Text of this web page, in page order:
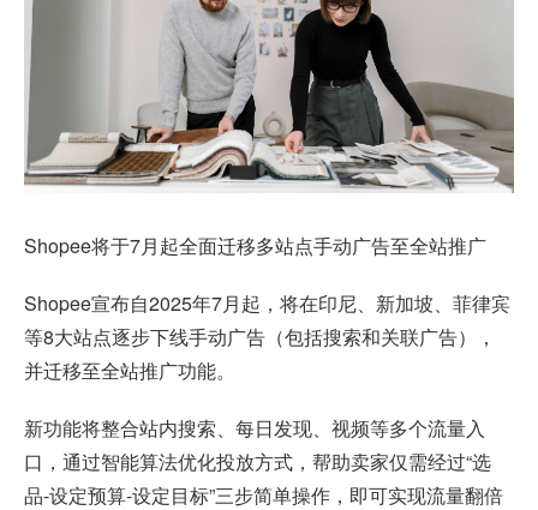
Shopee将于7月起全面迁移多站点手动广告至全站推广
Shopee宣布自2025年7月起，将在印尼、新加坡、菲律宾
等8大站点逐步下线手动广告（包括搜索和关联广告），
并迁移至全站推广功能。
新功能将整合站内搜索、每日发现、视频等多个流量入
口，通过智能算法优化投放方式，帮助卖家仅需经过“选
品-设定预算-设定目标”三步简单操作，即可实现流量翻倍